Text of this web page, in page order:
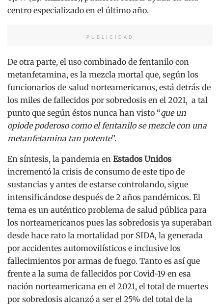
centro especializado en el último año.
PUBLICIDAD
De otra parte, el uso combinado de fentanilo con
metanfetamina, es la mezcla mortal que, según los
funcionarios de salud norteamericanos, está detrás de
los miles de fallecidos por sobredosis en el 2021, a tal
punto que según éstos nunca han visto “que un
opiode poderoso como el fentanilo se mezcle con una
metanfetamina tan potente”.
En síntesis, la pandemia en Estados Unidos
incrementó la crisis de consumo de este tipo de
sustancias y antes de estarse controlando, sigue
intensificándose después de 2 años pandémicos. El
tema es un auténtico problema de salud pública para
los norteamericanos pues las sobredosis ya superaban
desde hace rato la mortalidad por SIDA, la generada
por accidentes automovilísticos e inclusive los
fallecimientos por armas de fuego. Tanto es así que
frente a la suma de fallecidos por Covid-19 en esa
nación norteamericana en el 2021, el total de muertes
por sobredosis alcanzó a ser el 25% del total de la